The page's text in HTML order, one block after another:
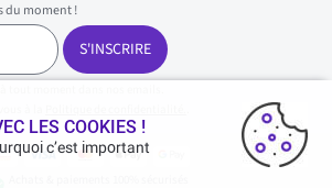
du moment !
S'INSCRIRE
LES COOKIES !
c’est important